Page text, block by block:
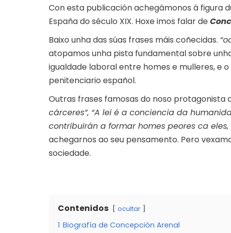
Con esta publicación achegámonos á figura
España do século XIX. Hoxe imos falar de
Baixo unha das súas frases máis coñecidas.
atopamos unha pista fundamental sobre
igualdade laboral entre homes e mulleres, e
penitenciario español.
Outras frases famosas do noso protagonista
cárceres”, “A lei é a conciencia da
contribuirán a formar homes peores ca
achegarnos ao seu pensamento. Pero
sociedade.
Contenidos ocultar
1 Biografía de Concepción Arenal